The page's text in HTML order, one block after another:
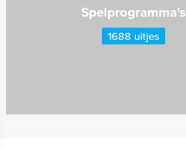
Spelprogramma's
1688 uitjes